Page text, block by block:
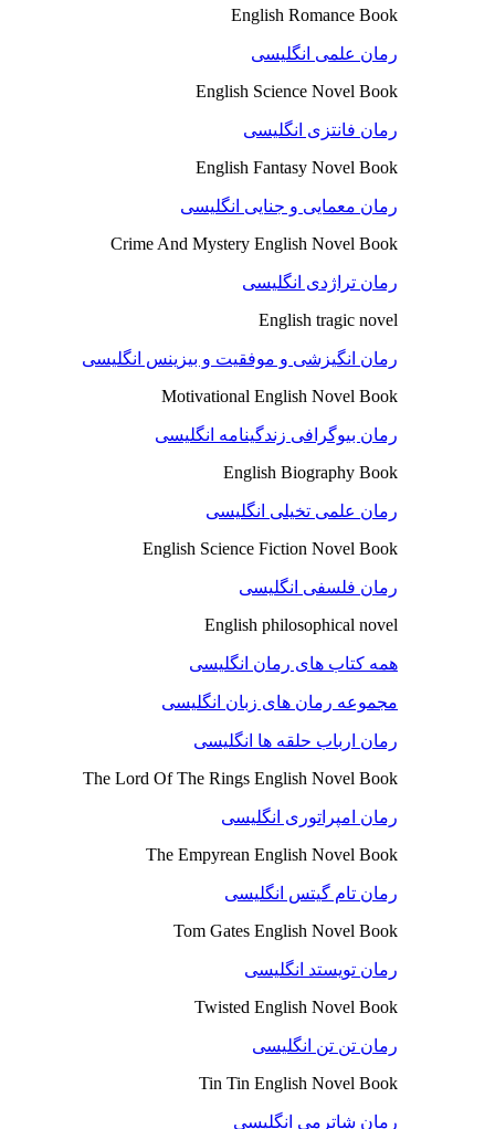
English Romance Book
رمان علمی انگلیسی
English Science Novel Book
رمان فانتزی انگلیسی
English Fantasy Novel Book
رمان معمایی و جنایی انگلیسی
Crime And Mystery English Novel Book
رمان تراژدی انگلیسی
English tragic novel
رمان انگیزشی و موفقیت و بیزینس انگلیسی
Motivational English Novel Book
رمان بیوگرافی زندگینامه انگلیسی
English Biography Book
رمان علمی تخیلی انگلیسی
English Science Fiction Novel Book
رمان فلسفی انگلیسی
English philosophical novel
همه کتاب های رمان انگلیسی
مجموعه رمان های زبان انگلیسی
رمان ارباب حلقه ها انگلیسی
The Lord Of The Rings English Novel Book
رمان امپراتوری انگلیسی
The Empyrean English Novel Book
رمان تام گیتس انگلیسی
Tom Gates English Novel Book
رمان تویستد انگلیسی
Twisted English Novel Book
رمان تن تن انگلیسی
Tin Tin English Novel Book
رمان شاترمی انگلیسی